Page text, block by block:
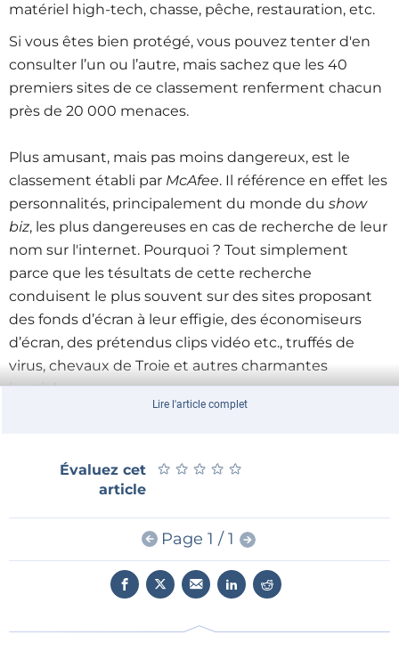
matériel high-tech, chasse, pêche, restauration, etc.
Si vous êtes bien protégé, vous pouvez tenter d'en
consulter l’un ou l’autre, mais sachez que les 40
premiers sites de ce classement renferment chacun
près de 20 000 menaces.
Plus amusant, mais pas moins dangereux, est le
classement établi par McAfee. Il référence en effet les
personnalités, principalement du monde du show
biz, les plus dangereuses en cas de recherche de leur
nom sur l'internet. Pourquoi ? Tout simplement
parce que les tésultats de cette recherche
conduisent le plus souvent sur des sites proposant
des fonds d’écran à leur effigie, des économiseurs
d’écran, des prétendus clips vidéo etc., truffés de
virus, chevaux de Troie et autres charmantes
bestioles.
On y apprend ainsi qu’au hit parade 2009, Jessica Biel
Tom Brady et ainsi de suite. Si ces noms de vous
disent rien, inutile d'aller voir, vous reviendriez déçu.
Si l’on oublie son caractère volontairement amusant,
le classement établi par McAfeeest tout de même
Lire l'article complet
Évaluez cet
article
★ ★ ★ ★ ★
★ ★ ★ ★ ★
Page 1 / 1